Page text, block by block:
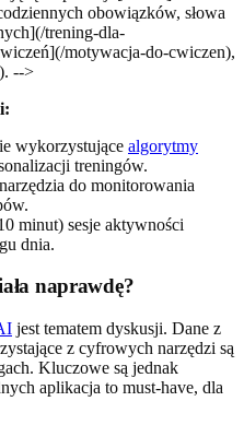
obowiązków, słowa
trening-dla-
motywacja-do-cwiczen),
-->
wykorzystujące algorytmy
treningów.
do monitorowania
minut) sesje aktywności
dnia.
naprawdę?
jest tematem dyskusji. Dane z
z cyfrowych narzędzi są
Kluczowe są jednak
aplikacja to must-have, dla